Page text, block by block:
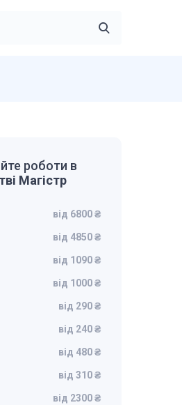
роботи в
Магістр
від 6800 ₴
від 4850 ₴
від 1090 ₴
від 1000 ₴
від 290 ₴
від 240 ₴
від 480 ₴
від 310 ₴
від 2300 ₴